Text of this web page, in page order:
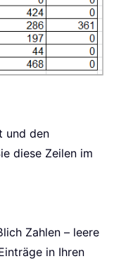
und den
diese Zeilen im
Zahlen – leere
in Ihren